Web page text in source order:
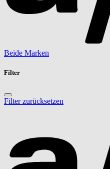
Beide Marken
Filter
Filter zurücksetzen